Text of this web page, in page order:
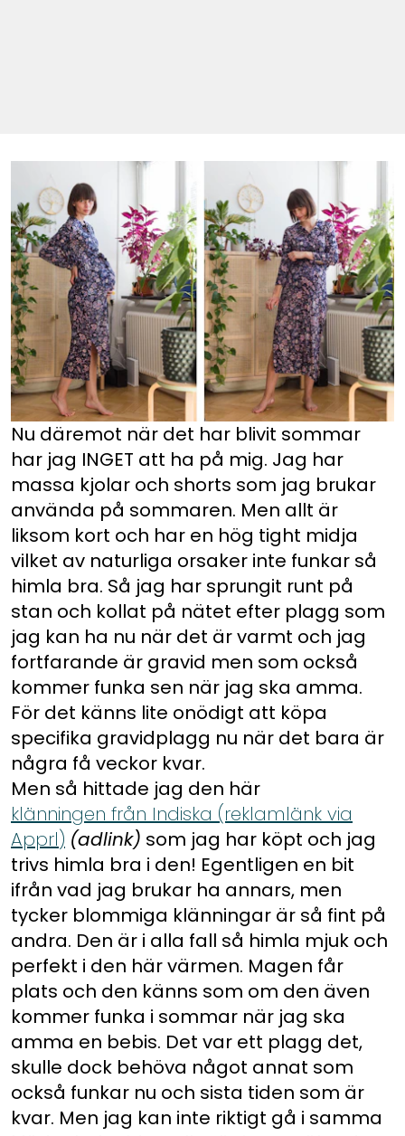
Nu däremot när det har blivit sommar
har jag INGET att ha på mig. Jag har
massa kjolar och shorts som jag brukar
använda på sommaren. Men allt är
liksom kort och har en hög tight midja
vilket av naturliga orsaker inte funkar så
himla bra. Så jag har sprungit runt på
stan och kollat på nätet efter plagg som
jag kan ha nu när det är varmt och jag
fortfarande är gravid men som också
kommer funka sen när jag ska amma.
För det känns lite onödigt att köpa
specifika gravidplagg nu när det bara är
några få veckor kvar.
Men så hittade jag den här
klänningen från Indiska (reklamlänk via
Apprl) (adlink) som jag har köpt och jag
trivs himla bra i den! Egentligen en bit
ifrån vad jag brukar ha annars, men
tycker blommiga klänningar är så fint på
andra. Den är i alla fall så himla mjuk och
perfekt i den här värmen. Magen får
plats och den känns som om den även
kommer funka i sommar när jag ska
amma en bebis. Det var ett plagg det,
skulle dock behöva något annat som
också funkar nu och sista tiden som är
kvar. Men jag kan inte riktigt gå i samma